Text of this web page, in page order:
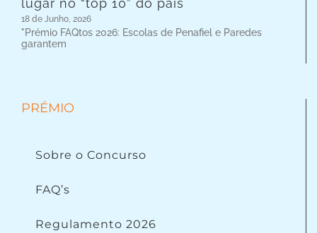
lugar no “top 10” do país
18 de Junho, 2026
"Prémio FAQtos 2026: Escolas de Penafiel e Paredes
garantem
PRÉMIO
Sobre o Concurso
FAQ’s
Regulamento 2026